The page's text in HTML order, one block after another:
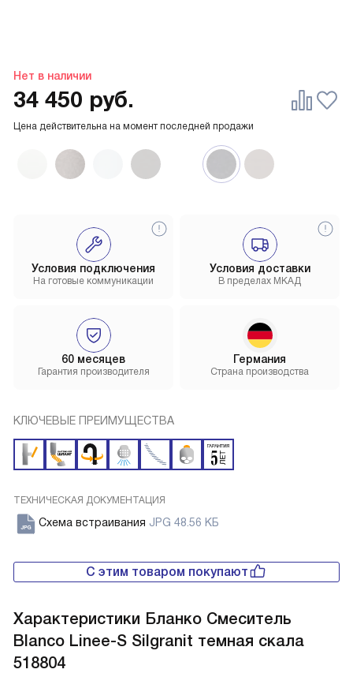
Нет в наличии
Цена действительна на момент последней продажи
34 450 руб.
Условия доставки
В пределах МКАД
60 месяцев
Гарантия производителя
Условия подключения
На готовые коммуникации
Германия
Страна производства
КЛЮЧЕВЫЕ ПРЕИМУЩЕСТВА
ТЕХНИЧЕСКАЯ ДОКУМЕНТАЦИЯ
Схема встраивания JPG 48.56 КБ
С этим товаром покупают
Характеристики Бланко Смеситель
Blanco Linee-S Silgranit темная скала
518804